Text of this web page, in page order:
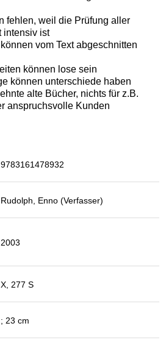
9783161478932
Rudolph, Enno (Verfasser)
2003
X, 277 S
; 23 cm